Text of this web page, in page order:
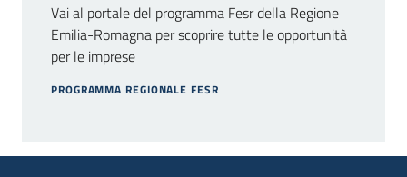
Vai al portale del programma Fesr della Regione
Emilia-Romagna per scoprire tutte le opportunità
per le imprese
PROGRAMMA REGIONALE FESR